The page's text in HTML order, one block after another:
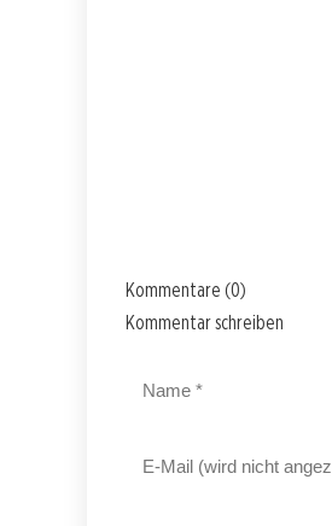
Kommentare (0)
Kommentar schreiben